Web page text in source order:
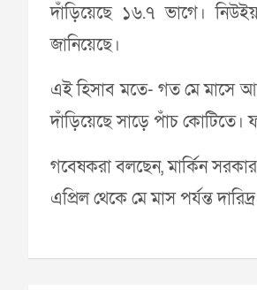
দাঁড়িয়েছে ১৬.৭ ভাগে।
জানিয়েছে।
এই হিসাব মতে- গত মে মাসে
দাঁড়িয়েছে সাড়ে পাঁচ কোটিতে।
গবেষকরা বলছেন, মার্কিন
এপ্রিল থেকে মে মাস পর্যন্ত